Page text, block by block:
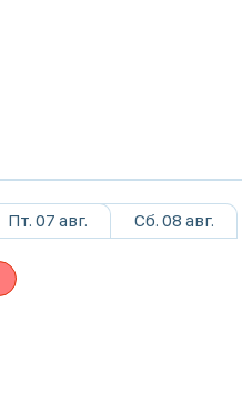
Пт. 07 авг. Сб. 08 авг.